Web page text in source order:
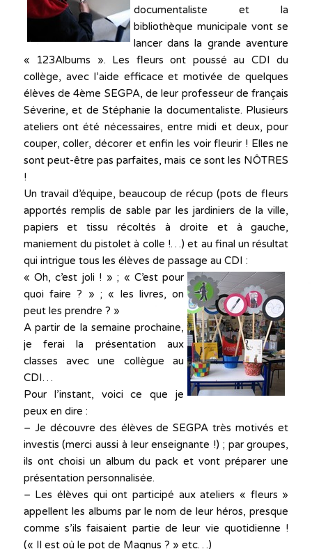
documentaliste et la
bibliothèque municipale vont se
lancer dans la grande aventure
« 123Albums ». Les fleurs ont poussé au CDI du
collège, avec l’aide efficace et motivée de quelques
élèves de 4ème SEGPA, de leur professeur de français
Séverine, et de Stéphanie la documentaliste. Plusieurs
ateliers ont été nécessaires, entre midi et deux, pour
couper, coller, décorer et enfin les voir fleurir ! Elles ne
sont peut-être pas parfaites, mais ce sont les NÔTRES
!
Un travail d’équipe, beaucoup de récup (pots de fleurs
apportés remplis de sable par les jardiniers de la ville,
papiers et tissu récoltés à droite et à gauche,
maniement du pistolet à colle !…) et au final un résultat
qui intrigue tous les élèves de passage au CDI :
« Oh, c’est joli ! » ; « C’est pour
quoi faire ? » ; « les livres, on
peut les prendre ? »
A partir de la semaine prochaine,
je ferai la présentation aux
classes avec une collègue au
CDI…
Pour l’instant, voici ce que je
peux en dire :
– Je découvre des élèves de SEGPA très motivés et
investis (merci aussi à leur enseignante !) ; par groupes,
ils ont choisi un album du pack et vont préparer une
présentation personnalisée.
– Les élèves qui ont participé aux ateliers « fleurs »
appellent les albums par le nom de leur héros, presque
comme s’ils faisaient partie de leur vie quotidienne !
(« Il est où le pot de Magnus ? » etc…)